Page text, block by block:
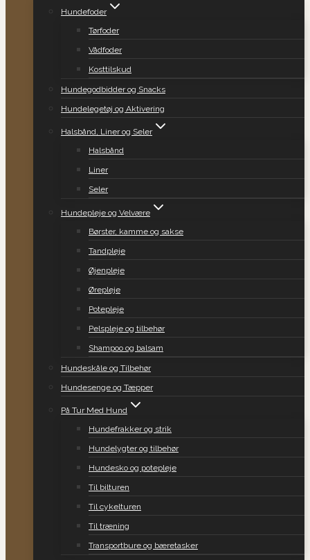
Hundefoder
Tørfoder
Vådfoder
Kosttilskud
Hundegodbidder og Snacks
Hundelegetøj og Aktivering
Halsbånd, Liner og Seler
Halsbånd
Liner
Seler
Hundepleje og Velvære
Børster, kamme og sakse
Tandpleje
Øjenpleje
Ørepleje
Potepleje
Pelspleje og tilbehør
Shampoo og balsam
Hundeskåle og Tilbehør
Hundesenge og Tæpper
På Tur Med Hund
Hundefrakker og strik
Hundelygter og tilbehør
Hundesko og potepleje
Til bilturen
Til cykelturen
Til træning
Transportbure og bæretasker